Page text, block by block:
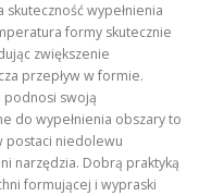
wypełnienia
formy skutecznie
zwiększenie
przepływ w formie.
podnosi swoją
do wypełnienia obszary to
postaci niedolewu
narzędzia. Dobrą praktyką
formującej i wypraski